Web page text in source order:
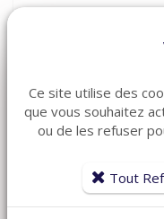
Ce site utilise des
que vous souhaitez
ou de les refuser
Tout